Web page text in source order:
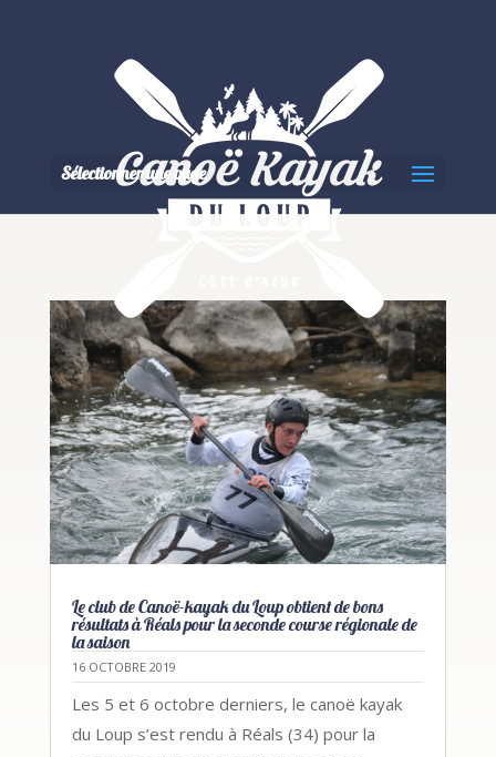
Sélectionner une page
Le club de Canoë-kayak du Loup obtient de bons
résultats à Réals pour la seconde course régionale de
la saison
16 OCTOBRE 2019
Les 5 et 6 octobre derniers, le canoë kayak
du Loup s’est rendu à Réals (34) pour la